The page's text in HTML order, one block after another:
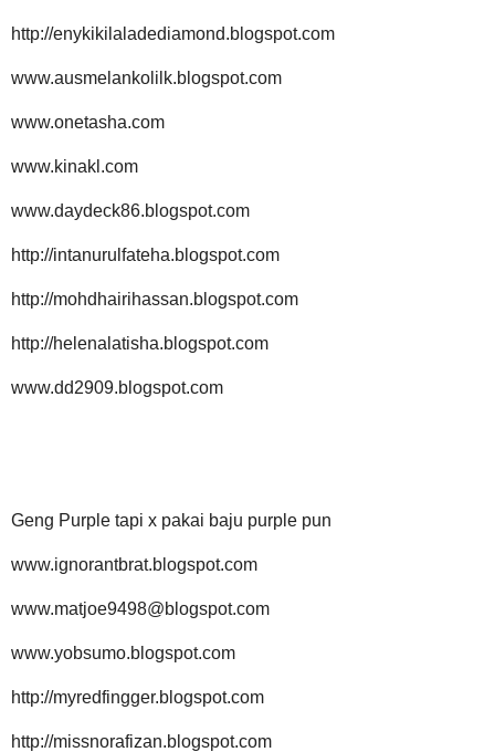
http://enykikilaladediamond.blogspot.com
www.ausmelankolilk.blogspot.com
www.onetasha.com
www.kinakl.com
www.daydeck86.blogspot.com
http://intanurulfateha.blogspot.com
http://mohdhairihassan.blogspot.com
http://helenalatisha.blogspot.com
www.dd2909.blogspot.com
Geng Purple tapi x pakai baju purple pun
www.ignorantbrat.blogspot.com
www.matjoe9498@blogspot.com
www.yobsumo.blogspot.com
http://myredfingger.blogspot.com
http://missnorafizan.blogspot.com